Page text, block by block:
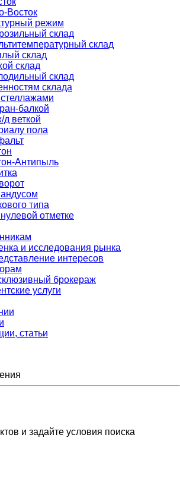
Восток
режим
склад
склад
склад
склад
склад
склада
балкой
веткой
пола
Антипыль
типа
отметке
и исследования рынка
интересов
брокераж
услуги
статьи
и задайте условия поиска